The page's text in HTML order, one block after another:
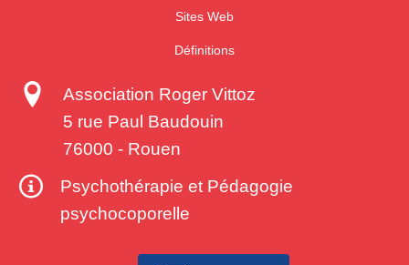
Sites Web
Définitions
Association Roger Vittoz
5 rue Paul Baudouin
76000 - Rouen
Psychothérapie et Pédagogie
psychocoporelle